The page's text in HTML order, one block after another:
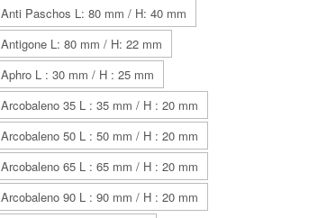
Anti Paschos L: 80 mm / H: 40 mm
Antigone L: 80 mm / H: 22 mm
Aphro L : 30 mm / H : 25 mm
Arcobaleno 35 L : 35 mm / H : 20 mm
Arcobaleno 50 L : 50 mm / H : 20 mm
Arcobaleno 65 L : 65 mm / H : 20 mm
Arcobaleno 90 L : 90 mm / H : 20 mm